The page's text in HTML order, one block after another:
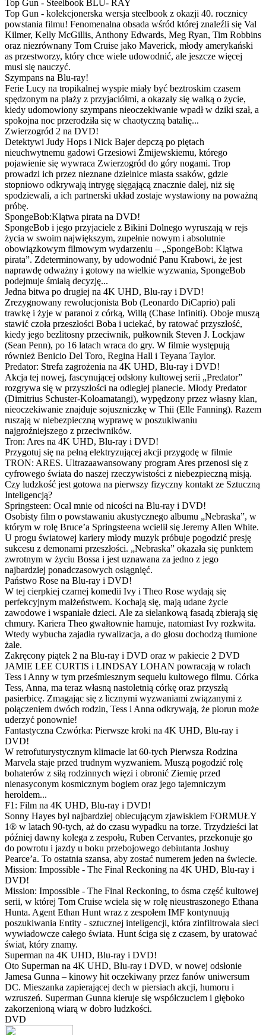
Top Gun - Steelbook BLU- RAY
Top Gun - kolekcjonerska wersja steelbook z okazji 40. rocznicy
powstania filmu! Fenomenalna obsada wśród której znaleźli się Val
Kilmer, Kelly McGillis, Anthony Edwards, Meg Ryan, Tim Robbins
oraz niezrównany Tom Cruise jako Maverick, młody amerykański
as przestworzy, który chce wiele udowodnić, ale jeszcze więcej
musi się nauczyć.
Szympans na Blu-ray!
Ferie Lucy na tropikalnej wyspie miały być beztroskim czasem
spędzonym na plaży z przyjaciółmi, a okazały się walką o życie,
kiedy udomowiony szympans nieoczekiwanie wpadł w dziki szał, a
spokojna noc przerodziła się w chaotyczną batalię...
Zwierzogród 2 na DVD!
Detektywi Judy Hops i Nick Bajer depczą po piętach
nieuchwytnemu gadowi Grzesiowi Żmijewskiemu, którego
pojawienie się wywraca Zwierzogród do góry nogami. Trop
prowadzi ich przez nieznane dzielnice miasta ssaków, gdzie
stopniowo odkrywają intrygę sięgającą znacznie dalej, niż się
spodziewali, a ich partnerski układ zostaje wystawiony na poważną
próbę.
SpongeBob:Klątwa pirata na DVD!
SpongeBob i jego przyjaciele z Bikini Dolnego wyruszają w rejs
życia w swoim największym, zupełnie nowym i absolutnie
obowiązkowym filmowym wydarzeniu – „SpongeBob: Klątwa
pirata”. Zdeterminowany, by udowodnić Panu Krabowi, że jest
naprawdę odważny i gotowy na wielkie wyzwania, SpongeBob
podejmuje śmiałą decyzję...
Jedna bitwa po drugiej na 4K UHD, Blu-ray i DVD!
Zrezygnowany rewolucjonista Bob (Leonardo DiCaprio) pali
trawkę i żyje w paranoi z córką, Willą (Chase Infiniti). Oboje muszą
stawić czoła przeszłości Boba i uciekać, by ratować przyszłość,
kiedy jego bezlitosny przeciwnik, pułkownik Steven J. Lockjaw
(Sean Penn), po 16 latach wraca do gry. W filmie występują
również Benicio Del Toro, Regina Hall i Teyana Taylor.
Predator: Strefa zagrożenia na 4K UHD, Blu-ray i DVD!
Akcja tej nowej, fascynującej odsłony kultowej serii „Predator”
rozgrywa się w przyszłości na odległej planecie. Młody Predator
(Dimitrius Schuster-Koloamatangi), wypędzony przez własny klan,
nieoczekiwanie znajduje sojuszniczkę w Thii (Elle Fanning). Razem
ruszają w niebezpieczną wyprawę w poszukiwaniu
najgroźniejszego z przeciwników.
Tron: Ares na 4K UHD, Blu-ray i DVD!
Przygotuj się na pełną elektryzującej akcji przygodę w filmie
TRON: ARES. Ultrazaawansowany program Ares przenosi się z
cyfrowego świata do naszej rzeczywistości z niebezpieczną misją.
Czy ludzkość jest gotowa na pierwszy fizyczny kontakt ze Sztuczną
Inteligencją?
Springsteen: Ocal mnie od nicości na Blu-ray i DVD!
Osobisty film o powstawaniu akustycznego albumu „Nebraska”, w
którym w rolę Bruce’a Springsteena wcielił się Jeremy Allen White.
U progu światowej kariery młody muzyk próbuje pogodzić presję
sukcesu z demonami przeszłości. „Nebraska” okazała się punktem
zwrotnym w życiu Bossa i jest uznawana za jedno z jego
najbardziej ponadczasowych osiągnięć.
Państwo Rose na Blu-ray i DVD!
W tej cierpkiej czarnej komedii Ivy i Theo Rose wydają się
perfekcyjnym małżeństwem. Kochają się, mają udane życie
zawodowe i wspaniałe dzieci. Ale za sielankową fasadą zbierają się
chmury. Kariera Theo gwałtownie hamuje, natomiast Ivy rozkwita.
Wtedy wybucha zajadła rywalizacja, a do głosu dochodzą tłumione
żale.
Zakręcony piątek 2 na Blu-ray i DVD oraz w pakiecie 2 DVD
JAMIE LEE CURTIS i LINDSAY LOHAN powracają w rolach
Tess i Anny w tym prześmiesznym sequelu kultowego filmu. Córka
Tess, Anna, ma teraz własną nastoletnią córkę oraz przyszłą
pasierbicę. Zmagając się z licznymi wyzwaniami związanymi z
połączeniem dwóch rodzin, Tess i Anna odkrywają, że piorun może
uderzyć ponownie!
Fantastyczna Czwórka: Pierwsze kroki na 4K UHD, Blu-ray i
DVD!
W retrofuturystycznym klimacie lat 60-tych Pierwsza Rodzina
Marvela staje przed trudnym wyzwaniem. Muszą pogodzić rolę
bohaterów z siłą rodzinnych więzi i obronić Ziemię przed
nienasyconym kosmicznym bogiem oraz jego tajemniczym
heroldem...
F1: Film na 4K UHD, Blu-ray i DVD!
Sonny Hayes był najbardziej obiecującym zjawiskiem FORMUŁY
1® w latach 90-tych, aż do czasu wypadku na torze. Trzydzieści lat
później dawny kolega z zespołu, Ruben Cervantes, przekonuje go
do powrotu i jazdy u boku przebojowego debiutanta Joshuy
Pearce’a. To ostatnia szansa, aby zostać numerem jeden na świecie.
Mission: Impossible - The Final Reckoning na 4K UHD, Blu-ray i
DVD!
Mission: Impossible - The Final Reckoning, to ósma część kultowej
serii, w której Tom Cruise wciela się w rolę nieustraszonego Ethana
Hunta. Agent Ethan Hunt wraz z zespołem IMF kontynuują
poszukiwania Entity - sztucznej inteligencji, która zinfiltrowała sieci
wywiadowcze całego świata. Hunt ściga się z czasem, by uratować
świat, który znamy.
Superman na 4K UHD, Blu-ray i DVD!
Oto Superman na 4K UHD, Blu-ray i DVD, w nowej odsłonie
Jamesa Gunna – kinowy hit oczekiwany przez fanów uniwersum
DC. Mieszanka zapierającej dech w piersiach akcji, humoru i
wzruszeń. Superman Gunna kieruje się współczuciem i głęboko
zakorzenioną wiarą w dobro ludzkości.
DVD